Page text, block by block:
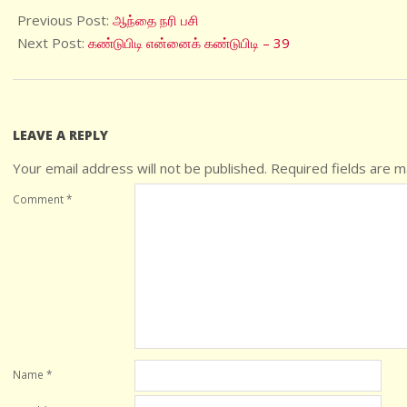
10-
15
Previous Post: ஆந்தை நரி பசி
Next Post: கண்டுபிடி என்னைக் கண்டுபிடி – 39
LEAVE A REPLY
Your email address will not be published. Required fields are
Comment*
Name *